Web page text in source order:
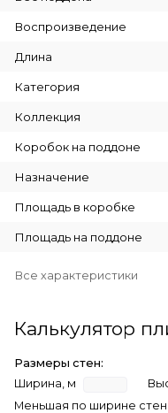
Воспроизведение
Длина
Категория
Коллекция
Коробок на поддоне
Назначение
Площадь в коробке
Площадь на поддоне
Все характеристики
Калькулятор
Размеры стен:
Ширина, м
Меньшая по ширине